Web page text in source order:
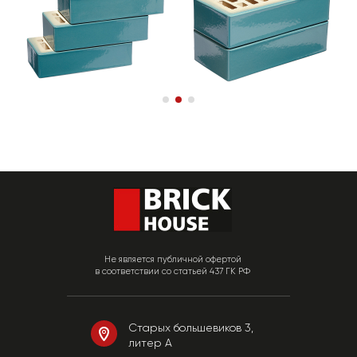
Не является публичной офертой
в соответствии со статьей 437 ГК РФ
Старых большевиков 3,
литер А